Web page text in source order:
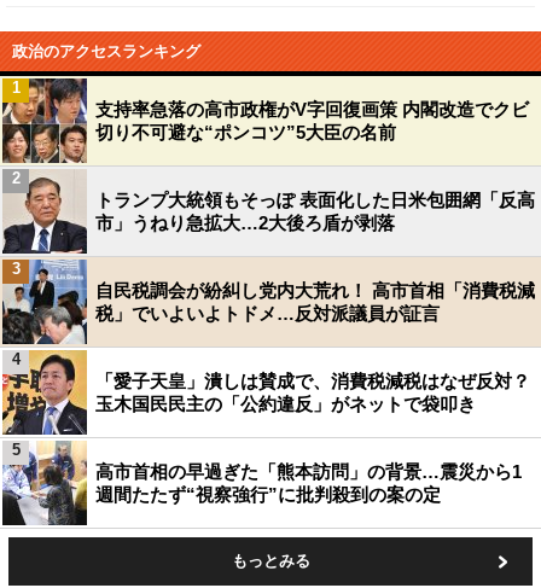
政治のアクセスランキング
支持率急落の高市政権がV字回復画策 内閣改造でクビ
切り不可避な“ポンコツ”5大臣の名前
1
トランプ大統領もそっぽ 表面化した日米包囲網「反高
市」うねり急拡大…2大後ろ盾が剥落
2
自民税調会が紛糾し党内大荒れ！ 高市首相「消費税減
税」でいよいよトドメ…反対派議員が証言
3
「愛子天皇」潰しは賛成で、消費税減税はなぜ反対？
玉木国民民主の「公約違反」がネットで袋叩き
4
高市首相の早過ぎた「熊本訪問」の背景…震災から1
週間たたず“視察強行”に批判殺到の案の定
5
もっとみる